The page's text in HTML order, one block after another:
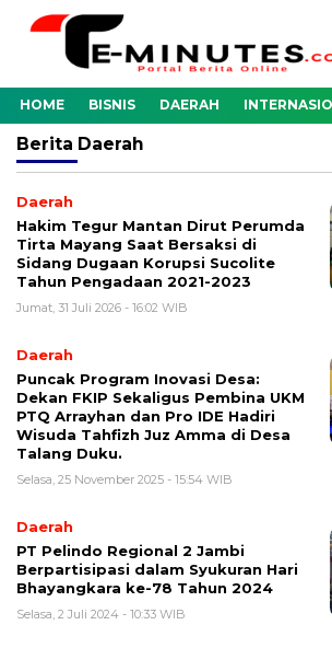
HOME BISNIS DAERAH
Berita Daerah
Daerah
Hakim Tegur Mantan Dirut Perumda
Tirta Mayang Saat Bersaksi di
Sidang Dugaan Korupsi Sucolite
Tahun Pengadaan 2021-2023
Jumat, 31 Juli 2026 - 16:02 WIB
Daerah
Puncak Program Inovasi Desa:
Dekan FKIP Sekaligus Pembina UKM
PTQ Arrayhan dan Pro IDE Hadiri
Wisuda Tahfizh Juz Amma di Desa
Talang Duku.
Selasa, 25 November 2025 - 15:54 WIB
Daerah
PT Pelindo Regional 2 Jambi
Berpartisipasi dalam Syukuran Hari
Bhayangkara ke-78 Tahun 2024
Selasa, 2 Juli 2024 - 10:33 WIB